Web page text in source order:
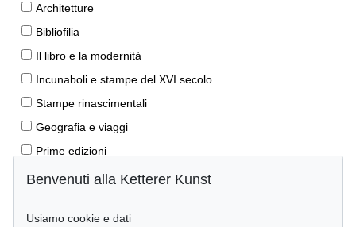
Architetture
Bibliofilia
Il libro e la modernità
Incunaboli e stampe del XVI secolo
Stampe rinascimentali
Geografia e viaggi
Prime edizioni
Manoscritti antichi
Libri per bambini
Benvenuti alla Ketterer Kunst
Usiamo cookie e dati